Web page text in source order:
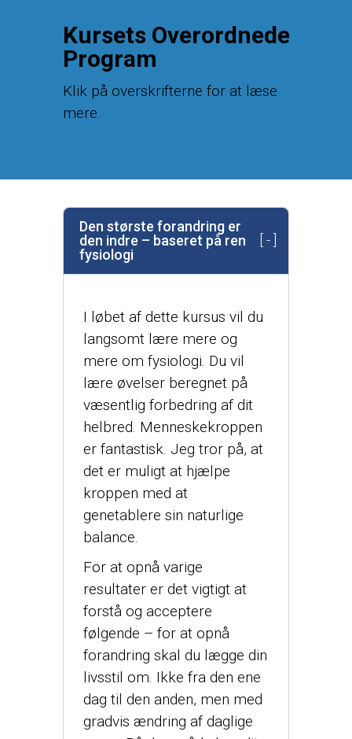
Kursets Overordnede
Program
Klik på overskrifterne for at læse
mere.
Den største forandring er
den indre – baseret på ren
fysiologi
I løbet af dette kursus vil du
langsomt lære mere og
mere om fysiologi. Du vil
lære øvelser beregnet på
væsentlig forbedring af dit
helbred. Menneskekroppen
er fantastisk. Jeg tror på, at
det er muligt at hjælpe
kroppen med at
genetablere sin naturlige
balance.
For at opnå varige
resultater er det vigtigt at
forstå og acceptere
følgende – for at opnå
forandring skal du lægge din
livsstil om. Ikke fra den ene
dag til den anden, men med
gradvis ændring af daglige